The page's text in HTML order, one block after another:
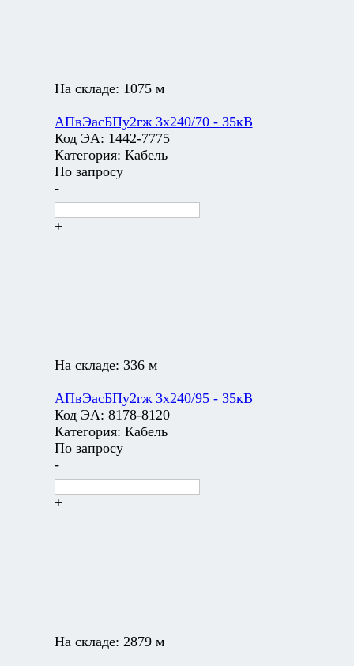
На складе: 1075 м
АПвЭасБПу2гж 3х240/70 - 35кВ
Код ЭА: 1442-7775
Категория: Кабель
По запросу
-
+
На складе: 336 м
АПвЭасБПу2гж 3х240/95 - 35кВ
Код ЭА: 8178-8120
Категория: Кабель
По запросу
-
+
На складе: 2879 м